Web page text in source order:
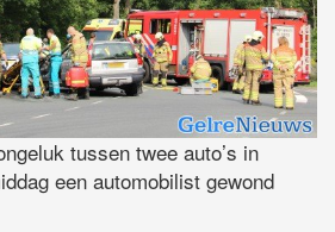
tussen twee auto’s in
een automobilist gewond